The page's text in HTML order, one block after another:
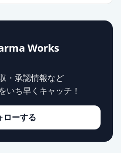
「杏Works
・承認情報など
いち早くキャッチ！
ローする